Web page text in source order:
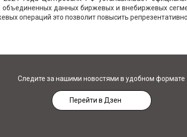
данных биржевых и внебиржевых
операций это позволит повысить
Следите за нашими новостями в удобном формате
Перейти в Дзен